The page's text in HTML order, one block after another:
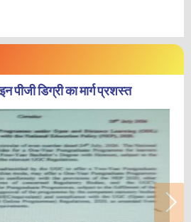
पीजी डिग्री का मार्ग प्रशस्त